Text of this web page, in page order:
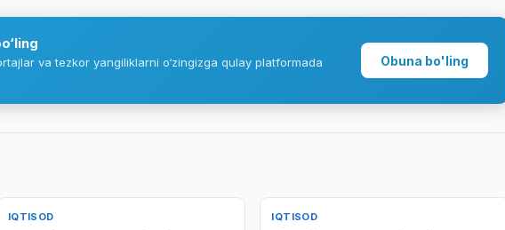
va tezkor yangiliklarni o‘zingizga qulay platformada
Obuna bo'ling
IQTISOD IQTISOD